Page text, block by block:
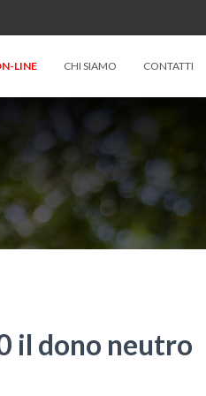
LINE CHI SIAMO CONTATTI
il dono neutro